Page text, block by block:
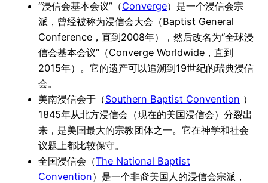
“浸信会基本会议”（Converge）是一个浸信会宗
派，曾经被称为浸信会大会（Baptist General
Conference，直到2008年），然后改名为“全球浸
信会基本会议”（Converge Worldwide，直到
2015年）。它的遗产可以追溯到19世纪的瑞典浸信
会。
美南浸信会于（Southern Baptist Convention ）
1845年从北方浸信会（现在的美国浸信会）分裂出
来，是美国最大的宗教团体之一。它在神学和社会
议题上都比较保守。
全国浸信会（The National Baptist
Convention）是一个非裔美国人的浸信会宗派，